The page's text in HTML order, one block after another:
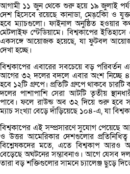
আগামী ১১ জুন থেকে শুরু হয়ে ১৯ জুলাই
দেশ হিসেবে রয়েছে কানাডা, মেঙ্েিকা ও
হবে ম্যাচগুলো। ফাইনাল অনুষ্ঠিত হওয়ার
মেটলাইফ স্টেডিয়ামে। বিশ্বকাপের
একসঙ্গে আয়োজক হয়েছে, যা ফুটবল
দেখা হচ্ছে।
বিশ্বকাপের এবারের সবচেয়ে বড় পরিবর্তন
আগের ৩২ দলের বদলে এবার অংশ নিচ্ছে
হবে ১২টি গ্রুপে। প্রতিটি গ্রুপে থাকবে
দলের পাশাপাশি সেরা আটটি তৃতীয়
পাবে। ফলে রাউন্ড অব ৩২ দিয়ে শুরু হবে
ম্যাচ সংখ্যা বেড়ে দাঁড়িয়েছে ১০৪-এ, যা
বিশ্বকাপের এই সম্প্রসারণে সুযোগ পেয়েছে
ও উত্তর আমেরিকার দেশগুলোর
বিশ্লেষকদের মতে, এতে বিশ্বকাপ আরও
বেড়েছে অঘটনের সম্ভাবনাও। আগে যেসব
তারা বড় শক্তিগুলোর সামনে চ্যালেঞ্জ ছুড়ে